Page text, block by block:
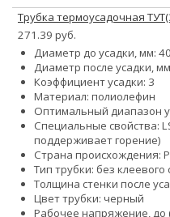
Трубка термоусадочная
271.39 руб.
Диаметр до усадки, мм: 40
Диаметр после усадки,
Коэффициент усадки: 3
Материал: полиолефин
Оптимальный диапазон
Специальные свойства:
поддерживает горение)
Страна происхождения:
Тип трубки: без клеевого
Толщина стенки после
Цвет трубки: черный
Рабочее напряжение, до